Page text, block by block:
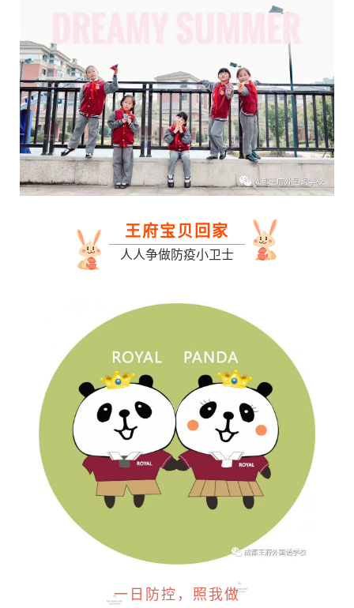
王府宝贝回家
人人争做防疫小卫士
一日防控，照我做